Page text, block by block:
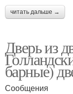
читать дальше →
Дверь из
барные)
Сообщения